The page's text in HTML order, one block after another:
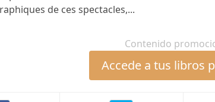
de ces spectacles,...
Contenido
Accede a tus libros